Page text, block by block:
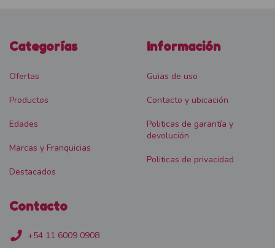
Categorías
Ofertas
Productos
Edades
Marcas y Franquicias
Destacados
Información
Guias de uso
Contacto y ubicación
Politicas de garantía y
devolución
Politicas de privacidad
Contacto
+54 11 6009 0908